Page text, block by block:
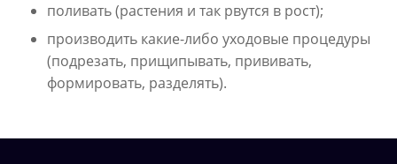
поливать (растения и так рвутся в рост);
производить какие-либо уходовые процедуры
(подрезать, прищипывать, прививать,
формировать, разделять).